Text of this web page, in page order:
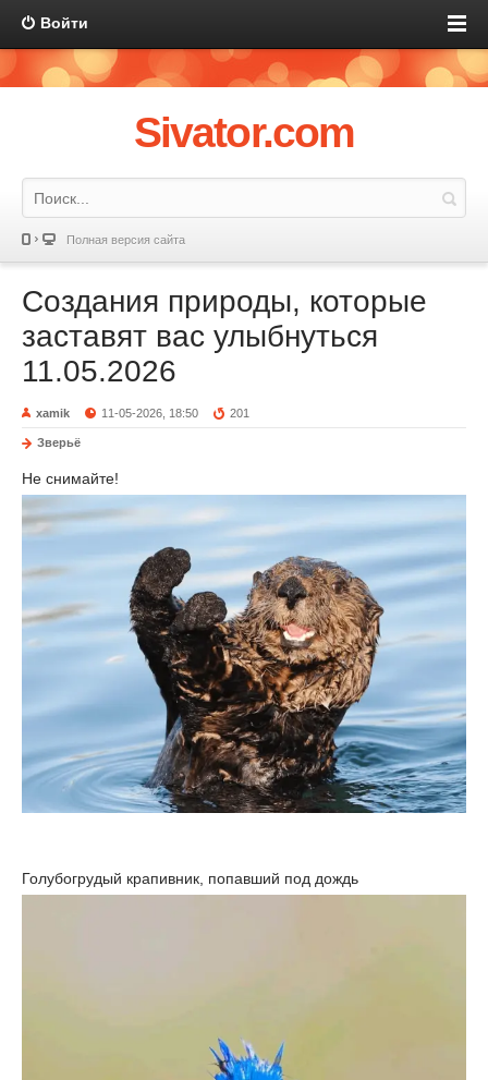
Войти
Sivator.com
Полная версия сайта
Создания природы, которые
заставят вас улыбнуться
11.05.2026
xamik 11-05-2026, 18:50 201
Зверьё
Не снимайте!
Голубогрудый крапивник, попавший под дождь